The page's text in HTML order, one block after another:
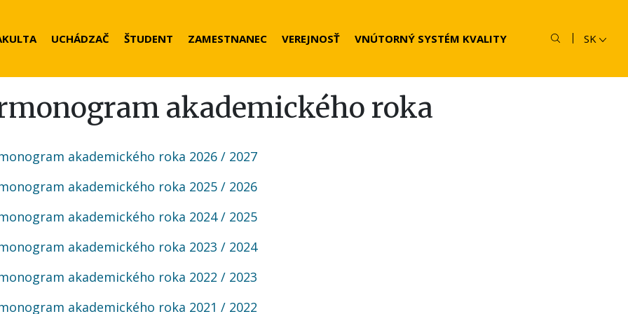
UCHÁDZAČ ŠTUDENT ZAMESTNANEC VEREJNOSŤ VNÚTORNÝ SYSTÉM KVALITY SK
akademického roka
akademického roka 2026 / 2027
akademického roka 2025 / 2026
akademického roka 2024 / 2025
akademického roka 2023 / 2024
akademického roka 2022 / 2023
akademického roka 2021 / 2022